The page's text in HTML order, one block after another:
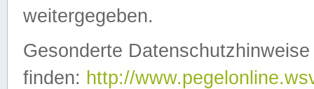
weitergegeben.
Gesonderte
finden: http://